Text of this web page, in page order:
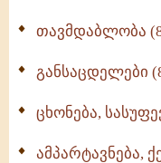
თავმდაბლობა
განსაცდელები
ცხონება,
ამპარტავნება,